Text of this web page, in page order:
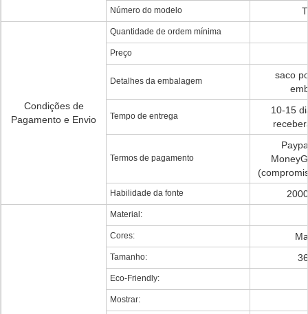
Número do modelo
Condições de
Pagamento e Envio
Quantidade de ordem mínima
Preço
Detalhes da embalagem
saco
Tempo de entrega
10-15
Termos de pagamento
Habilidade da fonte
Material:
Cores:
Tamanho:
Eco-Friendly:
Mostrar: